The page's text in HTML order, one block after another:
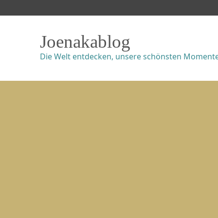
Joenakablog
Die Welt entdecken, unsere schönsten